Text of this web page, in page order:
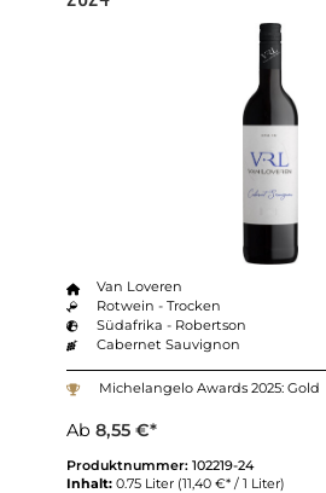
Van Loveren
Rotwein - Trocken
Südafrika - Robertson
Cabernet Sauvignon
Michelangelo Awards 2025: Gold
Ab 8,55 €*
Produktnummer: 102219-24
Inhalt: 0.75 Liter (11,40 €* / 1 Liter)